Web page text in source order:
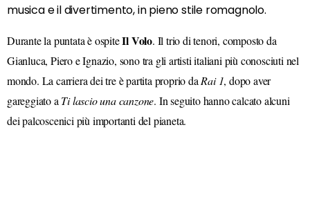
musica e il divertimento, in pieno stile romagnolo.
Durante la puntata è ospiteIl Volo. Il trio di tenori, composto da
Gianluca, Piero e Ignazio, sono tra gli artisti italiani più conosciuti nel
mondo. La carriera dei tre è partita proprio da Rai 1, dopo aver
gareggiato a Ti lascio una canzone. In seguito hanno calcato alcuni
dei palcoscenici più importanti del pianeta.